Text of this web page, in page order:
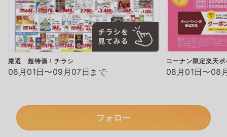
厳選 超特価！チラシ
08月01日〜09月07日まで
コーナン限定楽天
08月01日〜08
フォロー